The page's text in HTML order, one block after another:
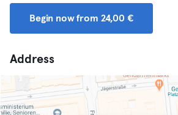
Begin now from 24,00 €
Address